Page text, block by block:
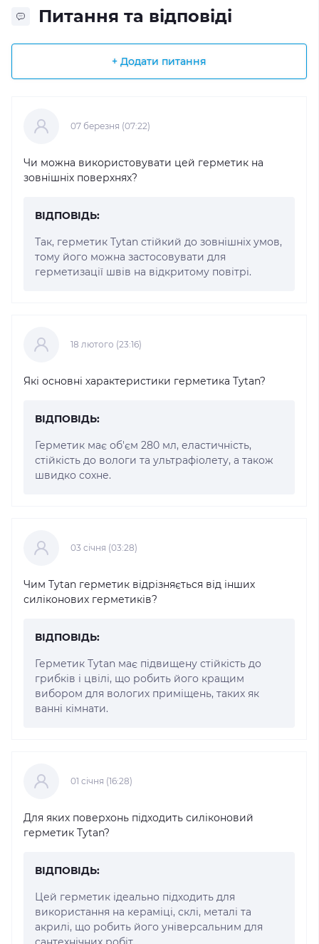
Питання та відповіді
+ Додати питання
07 березня (07:22)
Чи можна використовувати цей герметик на
зовнішніх поверхнях?
ВІДПОВІДЬ:
Так, герметик Tytan стійкий до зовнішніх умов,
тому його можна застосовувати для
герметизації швів на відкритому повітрі.
18 лютого (23:16)
Які основні характеристики герметика Tytan?
ВІДПОВІДЬ:
Герметик має об'єм 280 мл, еластичність,
стійкість до вологи та ультрафіолету, а також
швидко сохне.
03 cічня (03:28)
Чим Tytan герметик відрізняється від інших
силіконових герметиків?
ВІДПОВІДЬ:
Герметик Tytan має підвищену стійкість до
грибків і цвілі, що робить його кращим
вибором для вологих приміщень, таких як
ванні кімнати.
01 cічня (16:28)
Для яких поверхонь підходить силіконовий
герметик Tytan?
ВІДПОВІДЬ:
Цей герметик ідеально підходить для
використання на кераміці, склі, металі та
акрилі, що робить його універсальним для